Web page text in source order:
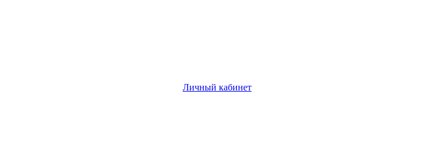
Личный кабинет